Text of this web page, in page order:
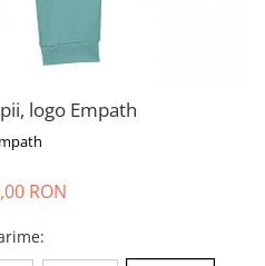
logo Empath
RON
: